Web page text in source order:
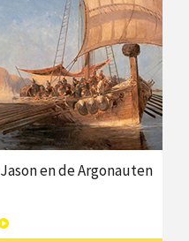
€ 145.00
vanaf 22
sep.
Op locatie
Jason en de Argonauten